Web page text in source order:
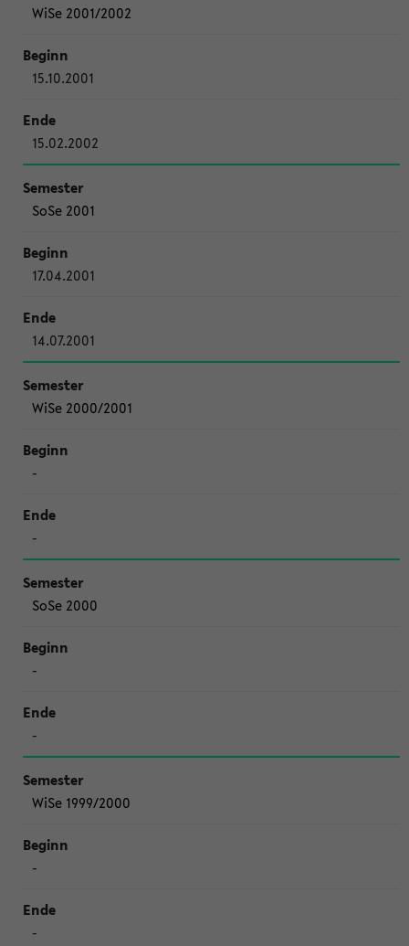
WiSe 2001/2002
15.10.2001
15.02.2002
SoSe 2001
17.04.2001
14.07.2001
WiSe 2000/2001
-
-
SoSe 2000
-
-
WiSe 1999/2000
-
-